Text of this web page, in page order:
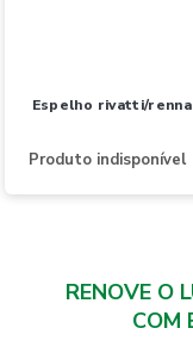
espelho rivatti/
Produto indisponível
RENOVE O
COM